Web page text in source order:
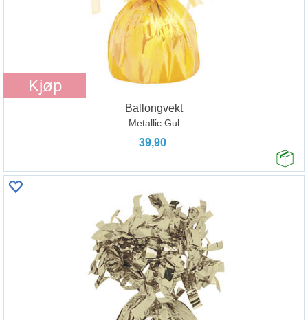
Kjøp
Ballongvekt
Metallic Gul
39,90